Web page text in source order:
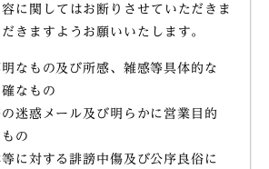
に関してはお断りさせていただきま
きますようお願いいたします。
なもの及び所感、雑感等具体的な
なもの
迷惑メール及び明らかに営業目的
の
に対する誹謗中傷及び公序良俗に